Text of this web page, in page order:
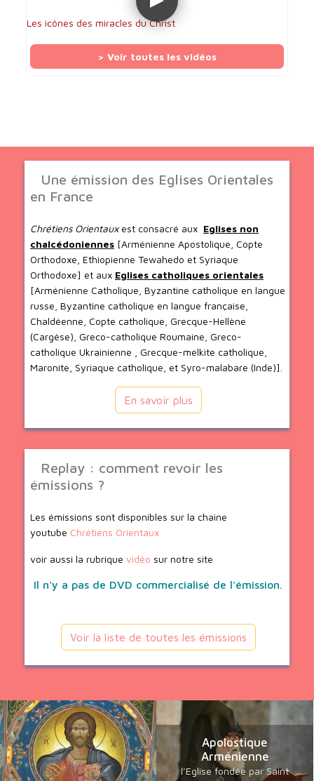
Les icônes des miracles du Christ
> Voir toutes les vidéos
Une émission des Eglises Orientales
en France
Chrétiens Orientauxest consacré aux Eglises non
chalcédoniennes [Arménienne Apostolique, Copte
Orthodoxe, Ethiopienne Tewahedo et Syriaque
Orthodoxe] et aux Eglises catholiques orientales
[Arménienne Catholique, Byzantine catholique en langue
russe, Byzantine catholique en langue française,
Chaldéenne, Copte catholique, Grecque-Hellène
(Cargèse), Greco-catholique Roumaine, Greco-
catholique Ukrainienne , Grecque-melkite catholique,
Maronite, Syriaque catholique, et Syro-malabare (Inde)].
En savoir plus
Replay : comment revoir les
émissions ?
Les émissions sont disponibles sur la chaine
youtube Chrétiens Orientaux
voir aussi la rubrique vidéo sur notre site
Il n'y a pas de DVD commercialisé de l'émission.
Voir la liste de toutes les émissions
Apolostique
Arménienne
l’Eglise fondée par Saint